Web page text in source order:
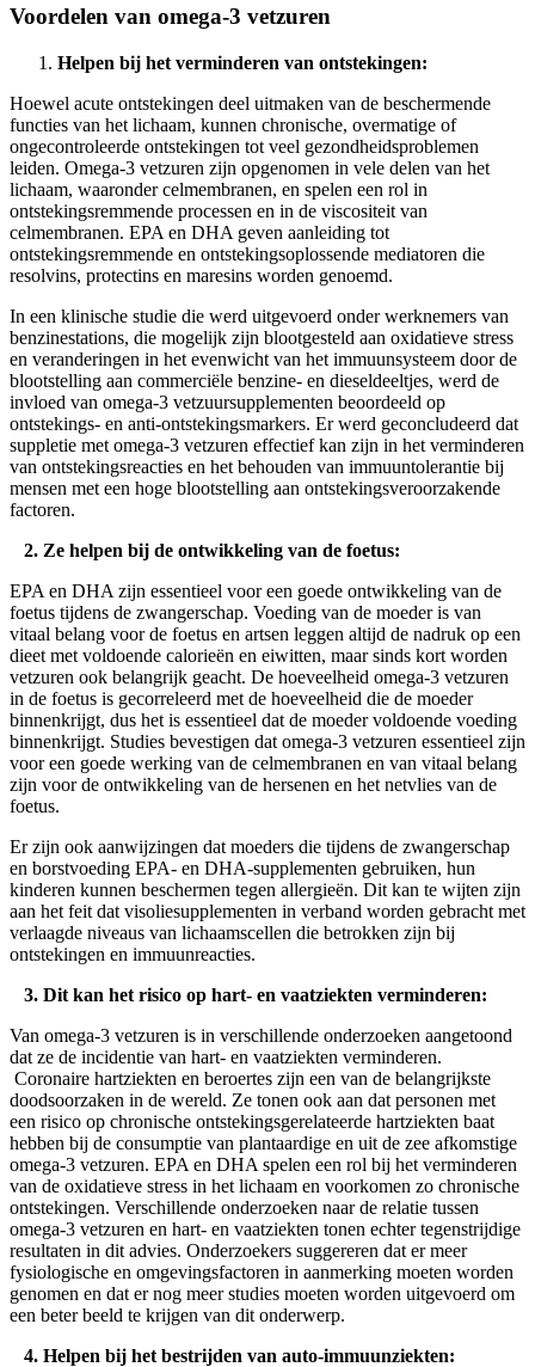
Voordelen van omega-3 vetzuren
Helpen bij het verminderen van ontstekingen:
Hoewel acute ontstekingen deel uitmaken van de beschermende
functies van het lichaam, kunnen chronische, overmatige of
ongecontroleerde ontstekingen tot veel gezondheidsproblemen
leiden. Omega-3 vetzuren zijn opgenomen in vele delen van het
lichaam, waaronder celmembranen, en spelen een rol in
ontstekingsremmende processen en in de viscositeit van
celmembranen. EPA en DHA geven aanleiding tot
ontstekingsremmende en ontstekingsoplossende mediatoren die
resolvins, protectins en maresins worden genoemd.
In een klinische studie die werd uitgevoerd onder werknemers van
benzinestations, die mogelijk zijn blootgesteld aan oxidatieve stress
en veranderingen in het evenwicht van het immuunsysteem door de
blootstelling aan commerciële benzine- en dieseldeeltjes, werd de
invloed van omega-3 vetzuursupplementen beoordeeld op
ontstekings- en anti-ontstekingsmarkers. Er werd geconcludeerd dat
suppletie met omega-3 vetzuren effectief kan zijn in het verminderen
van ontstekingsreacties en het behouden van immuuntolerantie bij
mensen met een hoge blootstelling aan ontstekingsveroorzakende
factoren.
2. Ze helpen bij de ontwikkeling van de foetus:
EPA en DHA zijn essentieel voor een goede ontwikkeling van de
foetus tijdens de zwangerschap. Voeding van de moeder is van
vitaal belang voor de foetus en artsen leggen altijd de nadruk op een
dieet met voldoende calorieën en eiwitten, maar sinds kort worden
vetzuren ook belangrijk geacht. De hoeveelheid omega-3 vetzuren
in de foetus is gecorreleerd met de hoeveelheid die de moeder
binnenkrijgt, dus het is essentieel dat de moeder voldoende voeding
binnenkrijgt. Studies bevestigen dat omega-3 vetzuren essentieel zijn
voor een goede werking van de celmembranen en van vitaal belang
zijn voor de ontwikkeling van de hersenen en het netvlies van de
foetus.
Er zijn ook aanwijzingen dat moeders die tijdens de zwangerschap
en borstvoeding EPA- en DHA-supplementen gebruiken, hun
kinderen kunnen beschermen tegen allergieën. Dit kan te wijten zijn
aan het feit dat visoliesupplementen in verband worden gebracht met
verlaagde niveaus van lichaamscellen die betrokken zijn bij
ontstekingen en immuunreacties.
3. Dit kan het risico op hart- en vaatziekten verminderen:
Van omega-3 vetzuren is in verschillende onderzoeken aangetoond
dat ze de incidentie van hart- en vaatziekten verminderen.
Coronaire hartziekten en beroertes zijn een van de belangrijkste
doodsoorzaken in de wereld. Ze tonen ook aan dat personen met
een risico op chronische ontstekingsgerelateerde hartziekten baat
hebben bij de consumptie van plantaardige en uit de zee afkomstige
omega-3 vetzuren. EPA en DHA spelen een rol bij het verminderen
van de oxidatieve stress in het lichaam en voorkomen zo chronische
ontstekingen. Verschillende onderzoeken naar de relatie tussen
omega-3 vetzuren en hart- en vaatziekten tonen echter tegenstrijdige
resultaten in dit advies. Onderzoekers suggereren dat er meer
fysiologische en omgevingsfactoren in aanmerking moeten worden
genomen en dat er nog meer studies moeten worden uitgevoerd om
een beter beeld te krijgen van dit onderwerp.
4. Helpen bij het bestrijden van auto-immuunziekten: